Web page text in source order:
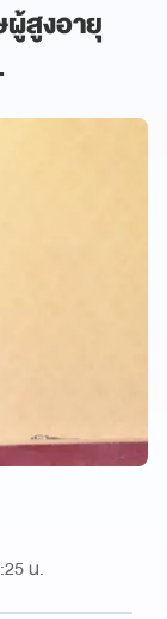
ผู้สูงอายุ
น.